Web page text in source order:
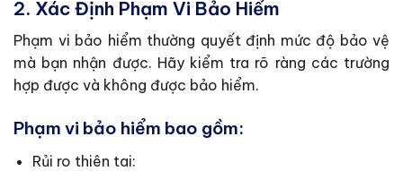
2. Xác Định Phạm Vi Bảo Hiểm
Phạm vi bảo hiểm thường quyết định mức độ bảo vệ
mà bạn nhận được. Hãy kiểm tra rõ ràng các trường
hợp được và không được bảo hiểm.
Phạm vi bảo hiểm bao gồm:
Rủi ro thiên tai: